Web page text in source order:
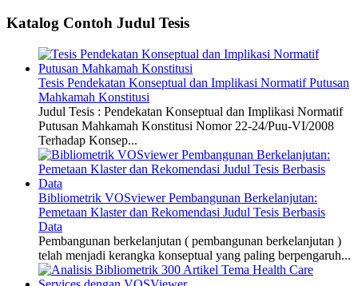
Katalog Contoh Judul Tesis
Tesis Pendekatan Konseptual dan Implikasi Normatif Putusan
Mahkamah Konstitusi
Judul Tesis : Pendekatan Konseptual dan Implikasi Normatif
Putusan Mahkamah Konstitusi Nomor 22-24/Puu-VI/2008
Terhadap Konsep...
Bibliometrik VOSviewer Pembangunan Berkelanjutan:
Pemetaan Klaster dan Rekomendasi Judul Tesis Berbasis
Data
Pembangunan berkelanjutan ( pembangunan berkelanjutan )
telah menjadi kerangka konseptual yang paling berpengaruh...